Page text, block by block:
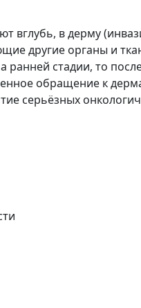
вглубь, в дерму
другие органы и
ранней стадии, то
обращение к
серьёзных